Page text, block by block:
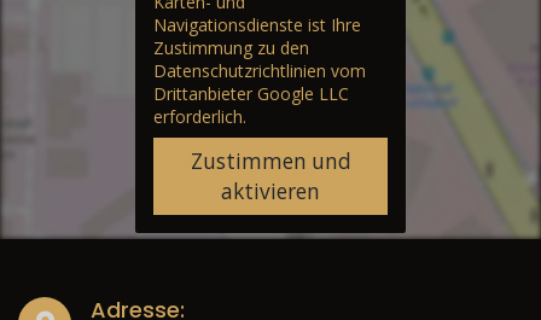
Navigationsdienste ist Ihre
Zustimmung zu den
Datenschutzrichtlinien vom
Drittanbieter Google LLC
erforderlich.
Zustimmen und
aktivieren
Adresse: